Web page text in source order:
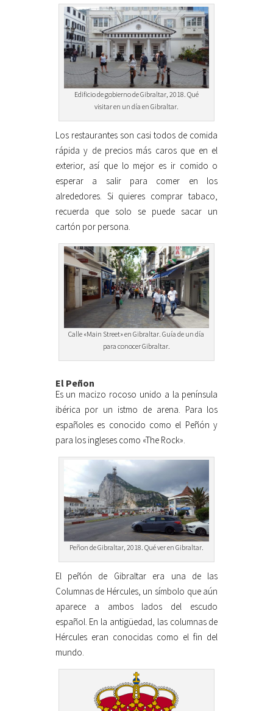
Edificio de gobierno de Gibraltar, 2018. Qué
visitar en un día en Gibraltar.
Los restaurantes son casi todos de comida
rápida y de precios más caros que en el
exterior, así que lo mejor es ir comido o
esperar a salir para comer en los
alrededores. Si quieres comprar tabaco,
recuerda que solo se puede sacar un
cartón por persona.
Calle «Main Street» en Gibraltar. Guía de un día
para conocer Gibraltar.
El Peñon
Es un macizo rocoso unido a la península
ibérica por un istmo de arena. Para los
españoles es conocido como el Peñón y
para los ingleses como «The Rock».
Peñon de Gibraltar, 2018. Qué ver en Gibraltar.
El peñón de Gibraltar era una de las
Columnas de Hércules, un símbolo que aún
aparece a ambos lados del escudo
español. En la antigüedad, las columnas de
Hércules eran conocidas como el fin del
mundo.